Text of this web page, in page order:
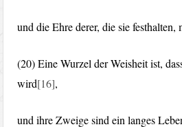
und die Ehre derer, die sie festhalten,
(20) Eine Wurzel der Weisheit ist,
wird[16],
und ihre Zweige sind ein langes